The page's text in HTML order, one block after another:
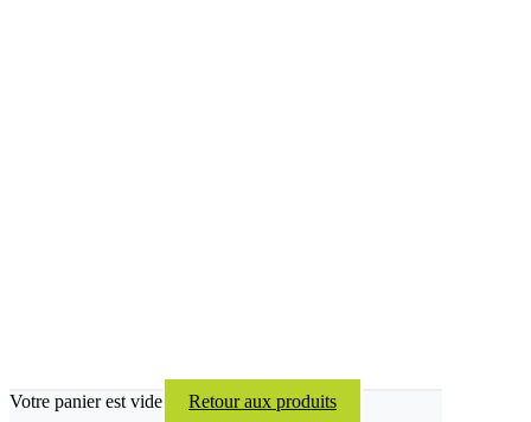
Votre panier est vide Retour aux produits